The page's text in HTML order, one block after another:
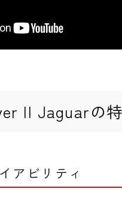
II Jaguarの
アビリティ